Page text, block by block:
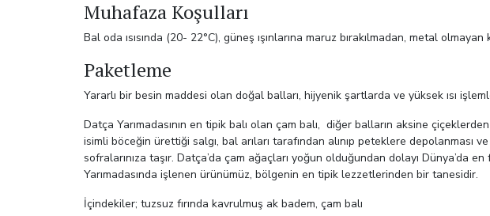
Muhafaza Koşulları
Bal oda ısısında (20- 22°C), güneş ışınlarına maruz bırakılmadan, metal
Paketleme
Yararlı bir besin maddesi olan doğal balları, hijyenik şartlarda ve yüksek ısı
Datça Yarımadasının en tipik balı olan çam balı, diğer balların aksine
isimli böceğin ürettiği salgı, bal arıları tarafından alınıp peteklere depolanması
sofralarınıza taşır. Datça’da çam ağaçları yoğun olduğundan dolayı Dünya’da
Yarımadasında işlenen ürünümüz, bölgenin en tipik lezzetlerinden bir tanesidir.
İçindekiler; tuzsuz fırında kavrulmuş ak badem, çam balı